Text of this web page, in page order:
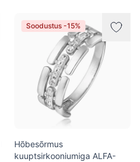
Soodustus -15%
Hõbesõrmus
kuuptsirkooniumiga ALFA-